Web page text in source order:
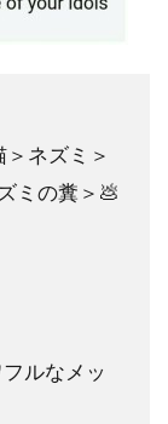
＞ネズミ＞
ミの糞＞💩
ルなメッ